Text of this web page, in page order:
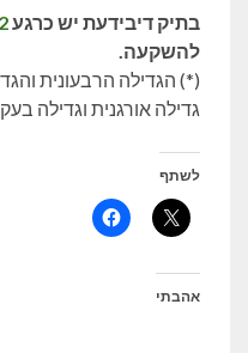
בתיק דיבידעת יש כרגע
להשקעה.
(*) הגדילה הרבעונית
גדילה אורגנית וגדילה
לשתף
אהבתי